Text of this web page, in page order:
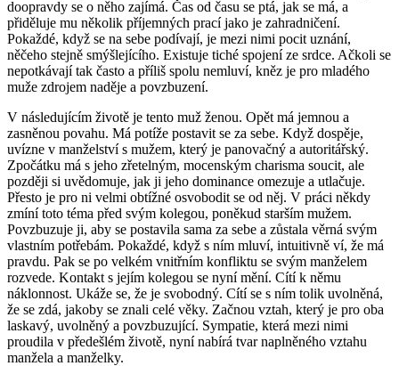
doopravdy se o něho zajímá. Čas od času se ptá, jak se má, a
přiděluje mu několik příjemných prací jako je zahradničení.
Pokaždé, když se na sebe podívají, je mezi nimi pocit uznání,
něčeho stejně smýšlejícího. Existuje tiché spojení ze srdce. Ačkoli se
nepotkávají tak často a příliš spolu nemluví, kněz je pro mladého
muže zdrojem naděje a povzbuzení.
V následujícím životě je tento muž ženou. Opět má jemnou a
zasněnou povahu. Má potíže postavit se za sebe. Když dospěje,
uvízne v manželství s mužem, který je panovačný a autoritářský.
Zpočátku má s jeho zřetelným, mocenským charisma soucit, ale
později si uvědomuje, jak ji jeho dominance omezuje a utlačuje.
Přesto je pro ni velmi obtížné osvobodit se od něj. V práci někdy
zmíní toto téma před svým kolegou, poněkud starším mužem.
Povzbuzuje ji, aby se postavila sama za sebe a zůstala věrná svým
vlastním potřebám. Pokaždé, když s ním mluví, intuitivně ví, že má
pravdu. Pak se po velkém vnitřním konfliktu se svým manželem
rozvede. Kontakt s jejím kolegou se nyní mění. Cítí k němu
náklonnost. Ukáže se, že je svobodný. Cítí se s ním tolik uvolněná,
že se zdá, jakoby se znali celé věky. Začnou vztah, který je pro oba
laskavý, uvolněný a povzbuzující. Sympatie, která mezi nimi
proudila v předešlém životě, nyní nabírá tvar naplněného vztahu
manžela a manželky.